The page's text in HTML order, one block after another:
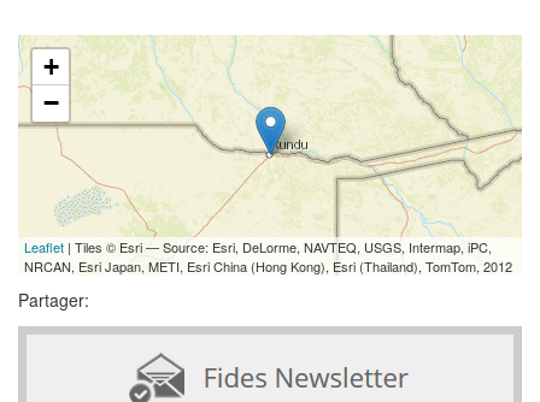
+
−
Leaflet | Tiles © Esri — Source: Esri, DeLorme, NAVTEQ, USGS, Intermap, iPC,
NRCAN, Esri Japan, METI, Esri China (Hong Kong), Esri (Thailand), TomTom, 2012
Partager: